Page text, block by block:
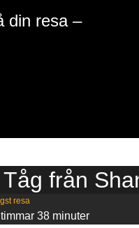
din resa –
från
resa
38 minuter